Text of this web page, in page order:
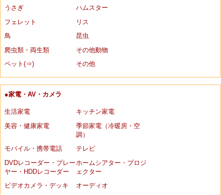
うさぎ
ハムスター
フェレット
リス
鳥
昆虫
爬虫類・両生類
その他動物
ペット(⇒)
その他
●家電・AV・カメラ
生活家電
キッチン家電
美容・健康家電
季節家電（冷暖房・空
調）
モバイル・携帯電話
テレビ
DVDレコーダー・プレー
ヤー・HDDレコーダー
ホームシアター・プロジ
ェクター
ビデオカメラ・デッキ
オーディオ